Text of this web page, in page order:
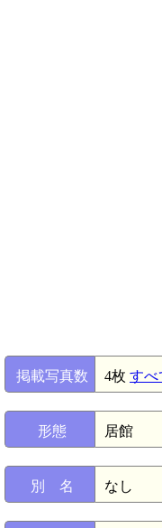
掲載写真数 4枚 すべ
形態 居館
別 名 なし